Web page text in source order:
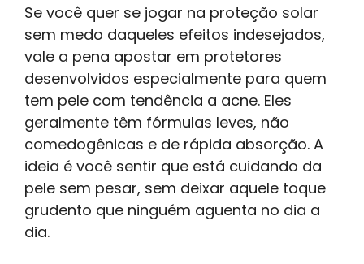
Se você quer se jogar na proteção solar
sem medo daqueles efeitos indesejados,
vale a pena apostar em protetores
desenvolvidos especialmente para quem
tem pele com tendência a acne. Eles
geralmente têm fórmulas leves, não
comedogênicas e de rápida absorção. A
ideia é você sentir que está cuidando da
pele sem pesar, sem deixar aquele toque
grudento que ninguém aguenta no dia a
dia.